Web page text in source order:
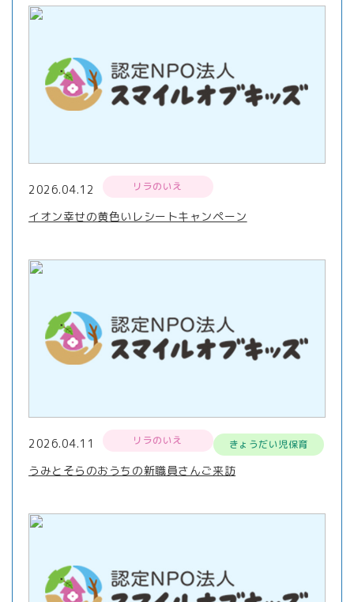
2026.04.12 リラのいえ
イオン幸せの黄色いレシートキャンペーン
2026.04.11 リラのいえ きょうだい児保育
うみとそらのおうちの新職員さんご来訪